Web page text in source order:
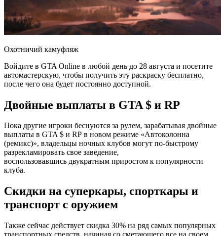
Охотничий камуфляж
Войдите в GTA Online в любой день до 28 августа и посетите
автомастерскую, чтобы получить эту раскраску бесплатно,
после чего она будет постоянно доступной.
Двойные выплаты в GTA $ и RP
Пока другие игроки беснуются за рулем, зарабатывая двойные
выплаты в GTA $ и RP в новом режиме «Автоколонна
(ремикс)», владельцы ночных клубов могут по-быстрому
разрекламировать свое заведение,
воспользовавшись двукратным приростом к популярности
клуба.
Скидки на суперкары, спорткары и
транспорт с оружием
Также сейчас действует скидка 30% на ряд самых популярных